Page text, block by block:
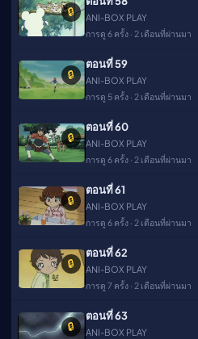
🔒
ANI-BOX PLAY
การดู 6 ครั้ง · 2 เดือนที่ผ่านมา
🔒
ตอนที่ 59
ANI-BOX PLAY
การดู 5 ครั้ง · 2 เดือนที่ผ่านมา
🔒
ตอนที่ 60
ANI-BOX PLAY
การดู 6 ครั้ง · 2 เดือนที่ผ่านมา
🔒
ตอนที่ 61
ANI-BOX PLAY
การดู 6 ครั้ง · 2 เดือนที่ผ่านมา
🔒
ตอนที่ 62
ANI-BOX PLAY
การดู 7 ครั้ง · 2 เดือนที่ผ่านมา
🔒
ตอนที่ 63
ANI-BOX PLAY